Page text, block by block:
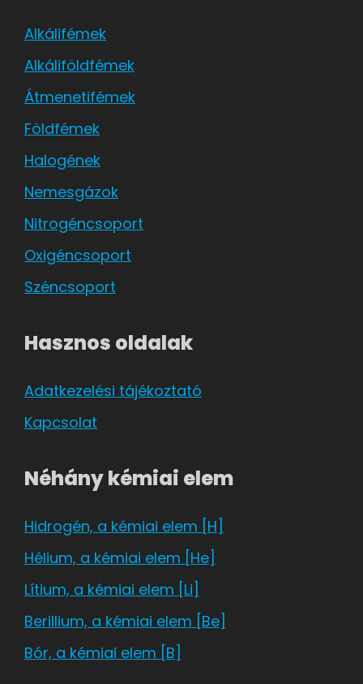
Alkálifémek
Alkáliföldfémek
Átmenetifémek
Földfémek
Halogének
Nemesgázok
Nitrogéncsoport
Oxigéncsoport
Széncsoport
Hasznos oldalak
Adatkezelési tájékoztató
Kapcsolat
Néhány kémiai elem
Hidrogén, a kémiai elem [H]
Hélium, a kémiai elem [He]
Lítium, a kémiai elem [Li]
Berillium, a kémiai elem [Be]
Bór, a kémiai elem [B]